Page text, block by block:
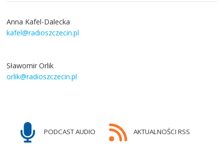
Anna Kafel-Dalecka
kafel@radioszczecin.pl
Sławomir Orlik
orlik@radioszczecin.pl
PODCAST AUDIO AKTUALNOŚCI RSS